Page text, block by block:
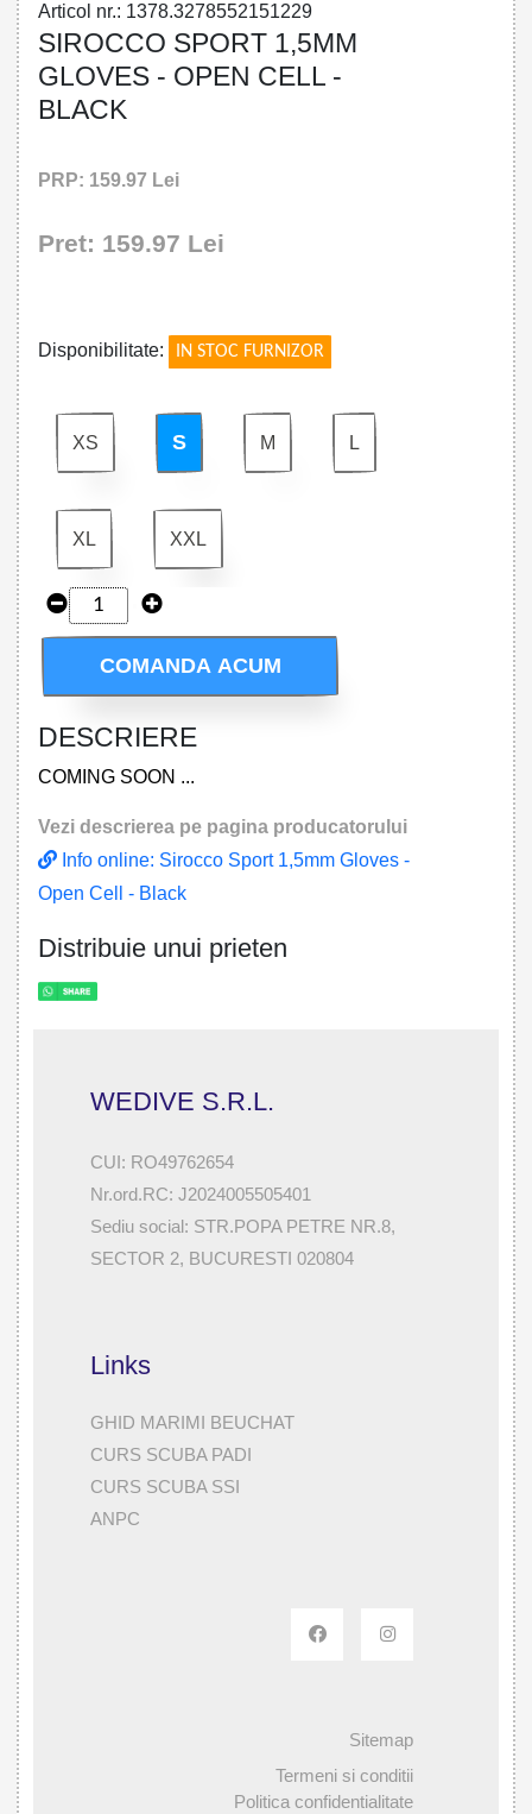
Articol nr.: 1378.3278552151229
SIROCCO SPORT 1,5MM
GLOVES - OPEN CELL -
BLACK
PRP: 159.97 Lei
Pret: 159.97 Lei
Disponibilitate: IN STOC FURNIZOR
XS S M L
XL XXL
COMANDA ACUM
DESCRIERE
COMING SOON ...
Vezi descrierea pe pagina producatorului
Info online: Sirocco Sport 1,5mm Gloves -
Open Cell - Black
Distribuie unui prieten
WEDIVE S.R.L.
CUI: RO49762654
Nr.ord.RC: J2024005505401
Sediu social: STR.POPA PETRE NR.8,
SECTOR 2, BUCURESTI 020804
Links
GHID MARIMI BEUCHAT
CURS SCUBA PADI
CURS SCUBA SSI
ANPC
Sitemap
Termeni si conditii
Politica confidentialitate